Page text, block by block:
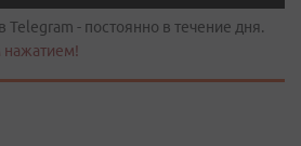
Telegram - постоянно в течение дня.
нажатием!